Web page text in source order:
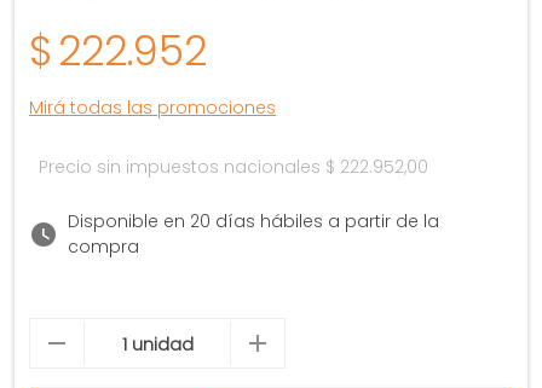
$222.952
Mirá todas las promociones
Precio sin impuestos nacionales $ 222.952,00
Disponible en 20 días hábiles a partir de la
compra